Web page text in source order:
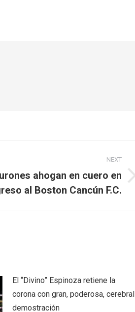
NEXT
ahogan en cuero en
al Boston Cancún F.C.
El “Divino” Espinoza retiene la
corona con gran, poderosa, cerebral
demostración